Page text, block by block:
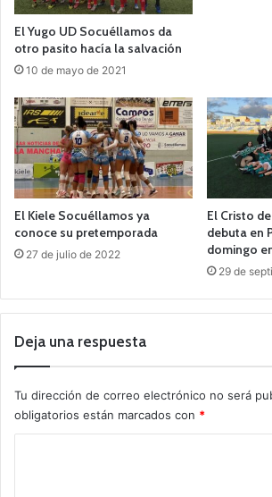
El Yugo UD Socuéllamos da
otro pasito hacía la salvación
10 de mayo de 2021
El Kiele Socuéllamos ya
conoce su pretemporada
27 de julio de 2022
El Cristo
debuta en
domingo
29 de
Deja una respuesta
Tu dirección de correo electrónico no será
obligatorios están marcados con *